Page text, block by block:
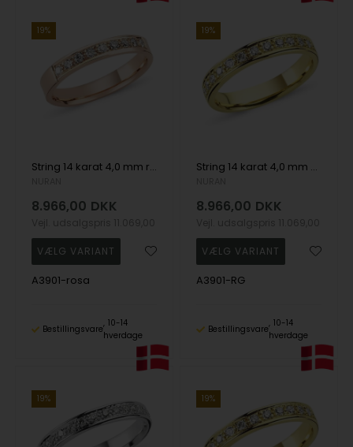
19%
String 14 karat 4,0 mm rosaguld ring med brillanter fra 0,02 til 0,58 ct Wesselton SI
8.966,00 DKK
A3901-rosa
Bestillingsvare
10-14
hverdage
19%
String 14 karat 4,0 mm guld ring med brillanter fra 0,02 til 0,58 ct i kvalitet wesselton SI
8.966,00 DKK
A3901-RG
Bestillingsvare
10-14
hverdage
19% 19%